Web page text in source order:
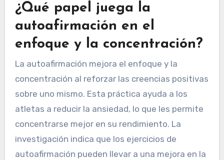
¿Qué papel juega la
autoafirmación en el
enfoque y la concentración?
La autoafirmación mejora el enfoque y la
concentración al reforzar las creencias positivas
sobre uno mismo. Esta práctica ayuda a los
atletas a reducir la ansiedad, lo que les permite
concentrarse mejor en su rendimiento. La
investigación indica que los ejercicios de
autoafirmación pueden llevar a una mejora en la